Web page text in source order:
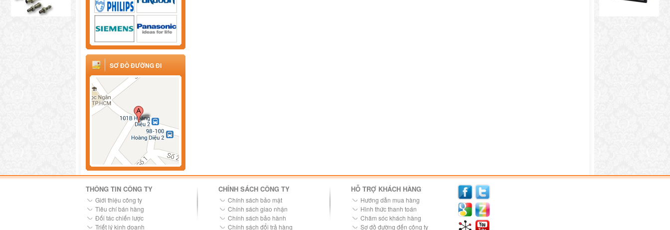
SƠ ĐỒ ĐƯỜNG ĐI
THÔNG TIN CÔNG TY
Giới thiệu công ty
Tiêu chí bán hàng
Đối tác chiến lược
Triết lý kinh doanh
CHÍNH SÁCH CÔNG TY
Chính sách bảo mật
Chính sách giao nhận
Chính sách bảo hành
Chính sách đổi trả hàng
HỖ TRỢ KHÁCH HÀNG
Hướng dẫn mua hàng
Hình thức thanh toán
Chăm sóc khách hàng
Sơ đồ đường đến công ty